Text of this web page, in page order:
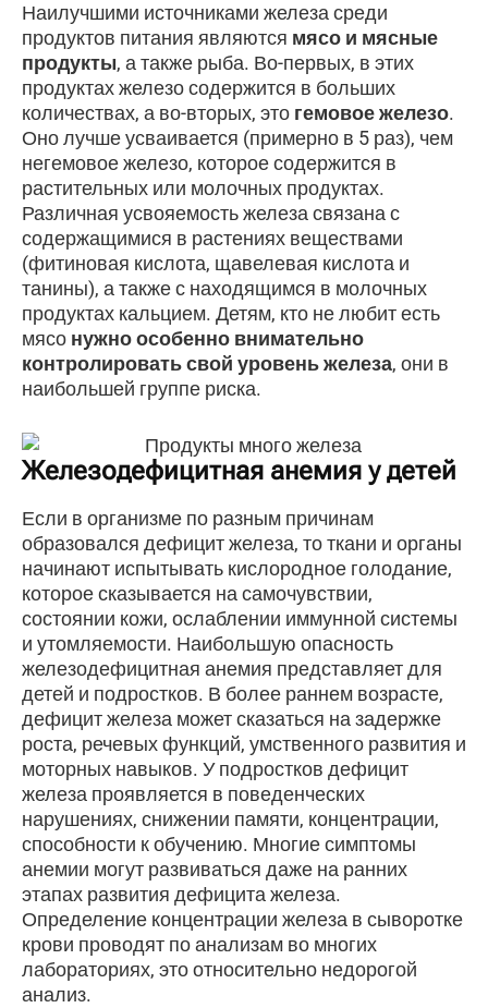
Наилучшими источниками железа среди
продуктов питания являются мясо и мясные
продукты, а также рыба. Во-первых, в этих
продуктах железо содержится в больших
количествах, а во-вторых, это гемовое железо.
Оно лучше усваивается (примерно в 5 раз), чем
негемовое железо, которое содержится в
растительных или молочных продуктах.
Различная усвояемость железа связана с
содержащимися в растениях веществами
(фитиновая кислота, щавелевая кислота и
танины), а также с находящимся в молочных
продуктах кальцием. Детям, кто не любит есть
мясо нужно особенно внимательно
контролировать свой уровень железа, они в
наибольшей группе риска.
Железодефицитная анемия у детей
Если в организме по разным причинам
образовался дефицит железа, то ткани и органы
начинают испытывать кислородное голодание,
которое сказывается на самочувствии,
состоянии кожи, ослаблении иммунной системы
и утомляемости. Наибольшую опасность
железодефицитная анемия представляет для
детей и подростков. В более раннем возрасте,
дефицит железа может сказаться на задержке
роста, речевых функций, умственного развития и
моторных навыков. У подростков дефицит
железа проявляется в поведенческих
нарушениях, снижении памяти, концентрации,
способности к обучению. Многие симптомы
анемии могут развиваться даже на ранних
этапах развития дефицита железа.
Определение концентрации железа в сыворотке
крови проводят по анализам во многих
лабораториях, это относительно недорогой
анализ.